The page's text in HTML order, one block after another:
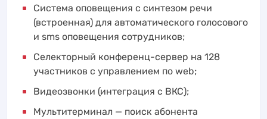
Система оповещения с синтезом речи
(встроенная) для автоматического голосового
и sms оповещения сотрудников;
Селекторный конференц-сервер на 128
участников с управлением по web;
Видеозвонки (интеграция с ВКС);
Мультитерминал — поиск абонента